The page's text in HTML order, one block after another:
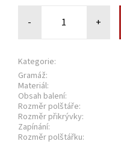
- +
Kategorie:
Gramáž:
Materiál:
Obsah balení:
Rozměr polštáře:
Rozměr přikrývky:
Zapínání:
Rozměr polštářku: